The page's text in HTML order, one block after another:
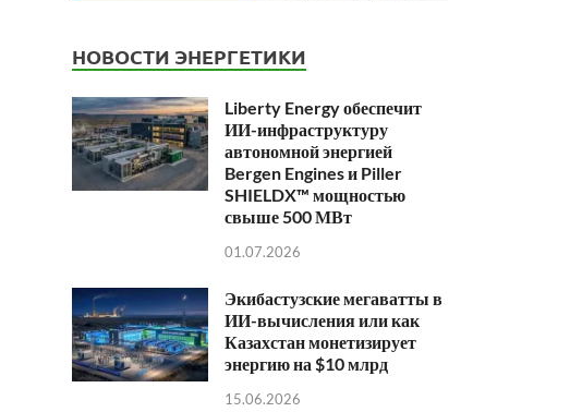
НОВОСТИ ЭНЕРГЕТИКИ
Liberty Energy обеспечит
ИИ-инфраструктуру
автономной энергией
Bergen Engines и Piller
SHIELDX™ мощностью
свыше 500 МВт
01.07.2026
Экибастузские мегаватты в
ИИ-вычисления или как
Казахстан монетизирует
энергию на $10 млрд
15.06.2026